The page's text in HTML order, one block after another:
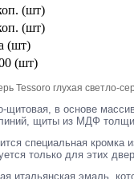
(шт)
(шт)
(шт)
(шт)
Tessoro глухая светло-
щитовая, в основе
щиты из МДФ
специальная кромка
только для этих
итальянская эмаль,